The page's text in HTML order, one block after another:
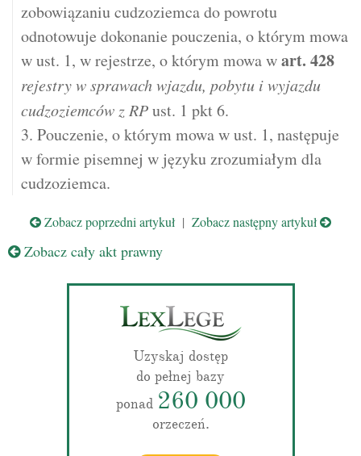
zobowiązaniu cudzoziemca do powrotu
odnotowuje dokonanie pouczenia, o którym mowa
w ust. 1, w rejestrze, o którym mowa wart. 428
rejestry w sprawach wjazdu, pobytu i wyjazdu
cudzoziemców z RPust. 1 pkt 6.
3. Pouczenie, o którym mowa w ust. 1, następuje
w formie pisemnej w języku zrozumiałym dla
cudzoziemca.
Zobacz poprzedni artykuł | Zobacz następny artykuł
Zobacz cały akt prawny
Uzyskaj dostęp
do pełnej bazy
ponad 260 000
orzeczeń.